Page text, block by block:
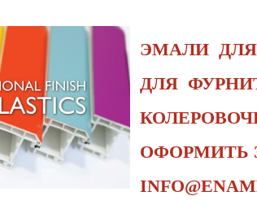
ЭМАЛИ
ДЛЯ
ОФОРМИТЬ